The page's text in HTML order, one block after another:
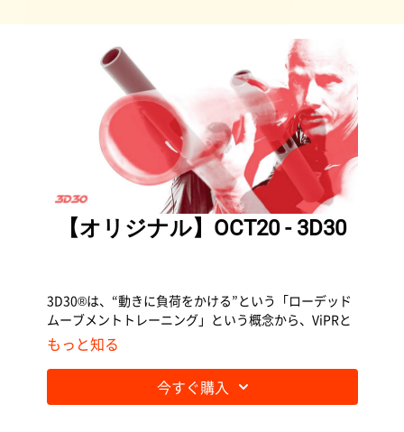
【オリジナル】OCT20 - 3D30
3D30®は、“動きに負荷をかける”という「ローデッド
ムーブメントトレーニング」という概念から、ViPRと
いう樹脂製のツールを使い音楽に合わせて動くグルー
プエクササイズです。
もっと知る
今すぐ購入